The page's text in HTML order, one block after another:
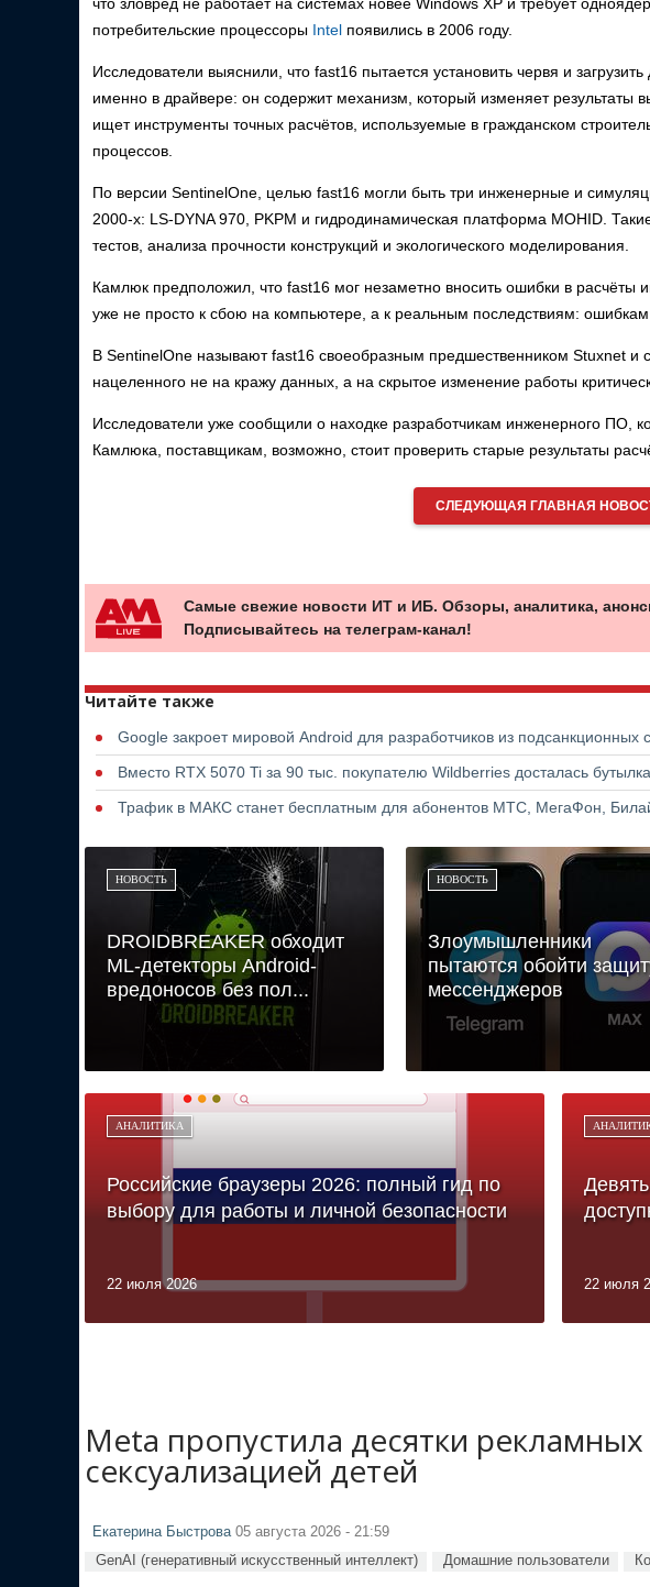
потребительские процессоры Intel появились в 2006 году.
Исследователи выяснили, что fast16 пытается установить червя и
именно в драйвере: он содержит механизм, который изменяет результаты
ищет инструменты точных расчётов, используемые в гражданском
процессов.
По версии SentinelOne, целью fast16 могли быть три инженерные и
2000-х: LS-DYNA 970, PKPM и гидродинамическая платформа MOHID.
тестов, анализа прочности конструкций и экологического моделирования.
Камлюк предположил, что fast16 мог незаметно вносить ошибки в расчёты
уже не просто к сбою на компьютере, а к реальным последствиям:
В SentinelOne называют fast16 своеобразным предшественником Stuxnet и
нацеленного не на кражу данных, а на скрытое изменение работы
Исследователи уже сообщили о находке разработчикам инженерного ПО,
Камлюка, поставщикам, возможно, стоит проверить старые результаты
СЛЕДУЮЩАЯ ГЛАВНАЯ
Самые свежие новости ИТ и ИБ. Обзоры, аналитика,
Подписывайтесь на телеграм-канал!
Читайте также
Google закроет мировой Android для разработчиков из подсанкционных
Вместо RTX 5070 Ti за 90 тыс. покупателю Wildberries досталась
Трафик в МАКС станет бесплатным для абонентов МТС, МегаФон,
НОВОСТЬ
DROIDBREAKER обходит
ML-детекторы Android-
вредоносов без пол...
НОВОСТЬ
Злоумышленники
пытаются обойти
мессенджеров
АНАЛИТИКА
Российские браузеры 2026: полный гид по
выбору для работы и личной безопасности
22 июля 2026 22 июля
Meta пропустила десятки
сексуализацией детей
Екатерина Быстрова 05 августа 2026 - 21:59
GenAI (генеративный искусственный интеллект) Домашние пользователи